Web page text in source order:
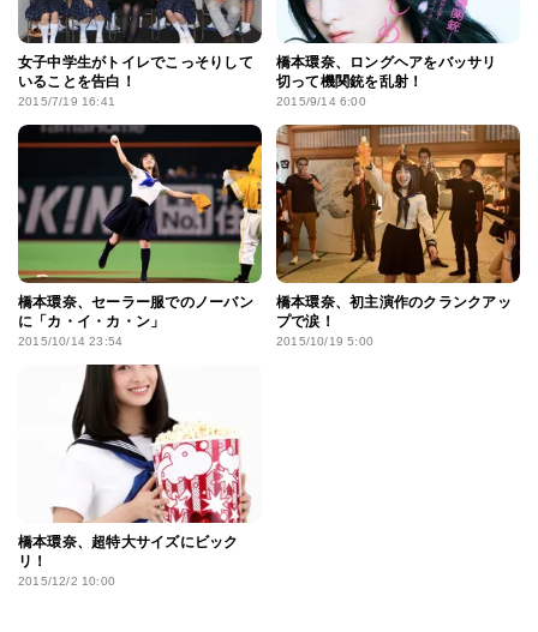
女子中学生がトイレでこっそりして
いることを告白！
2015/7/19 16:41
橋本環奈、ロングヘアをバッサリ
切って機関銃を乱射！
2015/9/14 6:00
橋本環奈、セーラー服でのノーバン
に「カ・イ・カ・ン」
2015/10/14 23:54
橋本環奈、初主演作のクランクアッ
プで涙！
2015/10/19 5:00
橋本環奈、超特大サイズにビック
リ！
2015/12/2 10:00